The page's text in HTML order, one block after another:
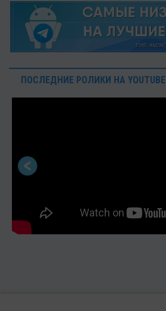
ПОСЛЕДНИЕ РОЛИКИ НА YOUTUBE